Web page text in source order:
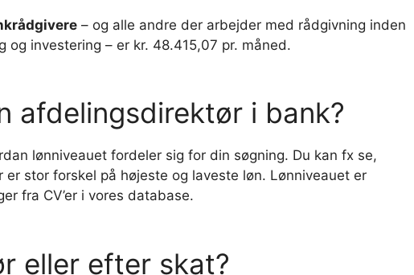
– og alle andre der arbejder med rådgivning inden
og investering – er kr. 48.415,07 pr. måned.
afdelingsdirektør i bank?
lønniveauet fordeler sig for din søgning. Du kan fx se,
er stor forskel på højeste og laveste løn. Lønniveauet er
fra CV’er i vores database.
eller efter skat?